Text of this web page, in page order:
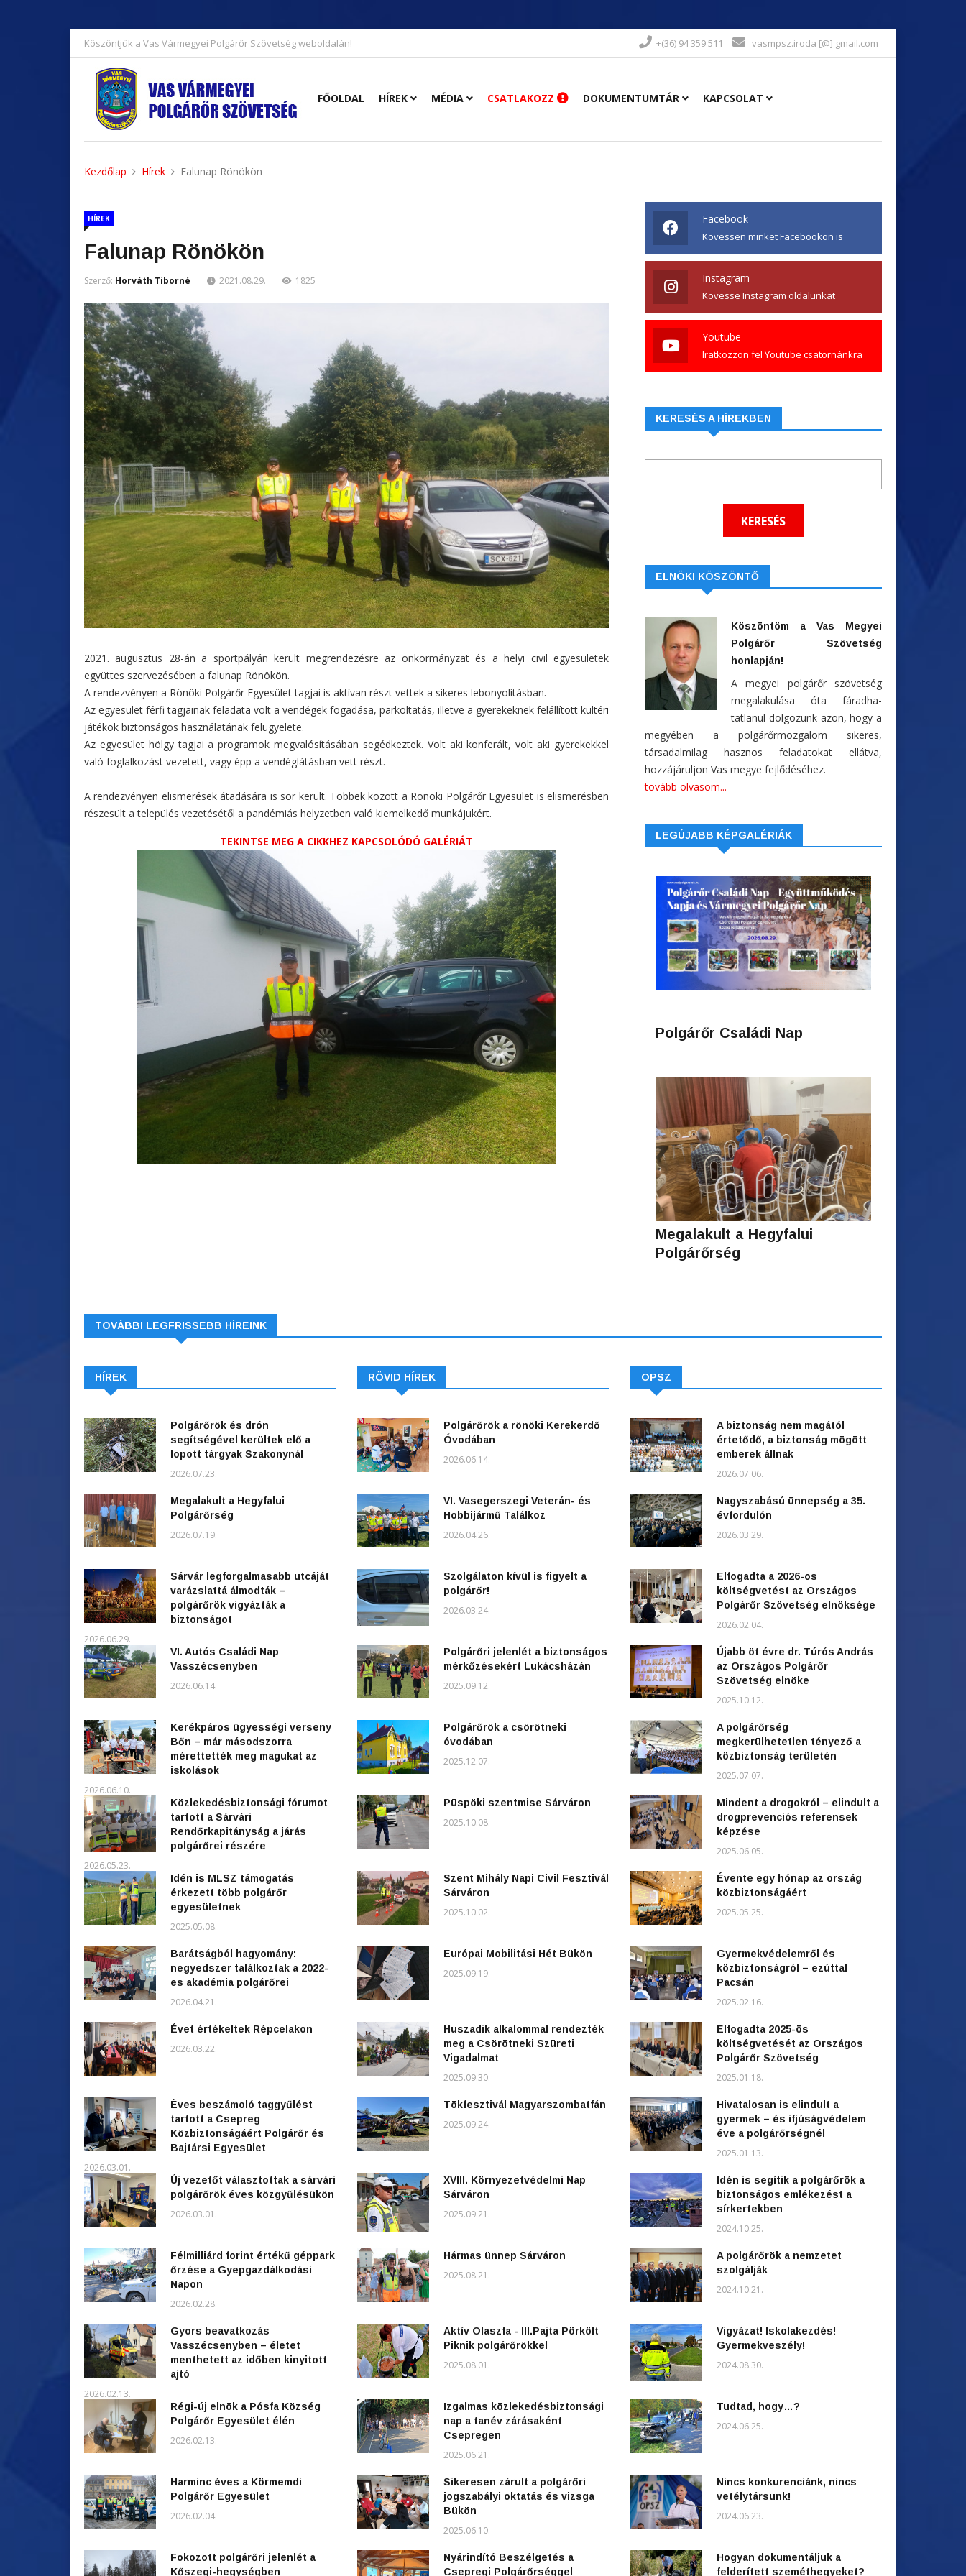
Köszöntjük a Vas Vármegyei Polgárőr Szövetség weboldalán! +(36) 94 359 511 vasmpsz.iroda [@] gmail.com
FŐOLDAL HÍREK MÉDIA CSATLAKOZZ DOKUMENTUMTÁR KAPCSOLAT
Kezdőlap Hírek Falunap Rönökön
HÍREK
Falunap Rönökön
Szerző: Horváth Tiborné 2021.08.29. 1825
2021. augusztus 28-án a sportpályán került megrendezésre az önkormányzat és a helyi civil egyesületek
együttes szervezésében a falunap Rönökön.
A rendezvényen a Rönöki Polgárőr Egyesület tagjai is aktívan részt vettek a sikeres lebonyolításban.
Az egyesület férfi tagjainak feladata volt a vendégek fogadása, parkoltatás, illetve a gyerekeknek felállított kültéri
játékok biztonságos használatának felügyelete.
Az egyesület hölgy tagjai a programok megvalósításában segédkeztek. Volt aki konferált, volt aki gyerekekkel
való foglalkozást vezetett, vagy épp a vendéglátásban vett részt.
A rendezvényen elismerések átadására is sor került. Többek között a Rönöki Polgárőr Egyesület is elismerésben
részesült a település vezetésétől a pandémiás helyzetben való kiemelkedő munkájukért.
TEKINTSE MEG A CIKKHEZ KAPCSOLÓDÓ GALÉRIÁT
Facebook
Kövessen minket Facebookon is
Instagram
Kövesse Instagram oldalunkat
Youtube
Iratkozzon fel Youtube csatornánkra
KERESÉS A HÍREKBEN
ELNÖKI KÖSZÖNTŐ
Köszöntöm a Vas Megyei
Polgárőr Szövetség
honlapján!
A megyei polgárőr szövetség
megalakulása óta fáradha-
tatlanul dolgozunk azon, hogy a
megyében a polgárőrmozgalom sikeres,
társadalmilag hasznos feladatokat ellátva,
hozzájáruljon Vas megye fejlődéséhez.
tovább olvasom...
LEGÚJABB KÉPGALÉRIÁK
Polgárőr Családi Nap
Megalakult a Hegyfalui
Polgárőrség
TOVÁBBI LEGFRISSEBB HÍREINK
HÍREK
Polgárőrök és drón
segítségével kerültek elő a
lopott tárgyak Szakonynál
2026.07.23.
Megalakult a Hegyfalui
Polgárőrség
2026.07.19.
Sárvár legforgalmasabb utcáját
varázslattá álmodták –
polgárőrök vigyázták a
biztonságot
2026.06.29.
VI. Autós Családi Nap
Vasszécsenyben
2026.06.14.
Kerékpáros ügyességi verseny
Bőn – már másodszorra
mérettették meg magukat az
iskolások
2026.06.10.
Közlekedésbiztonsági fórumot
tartott a Sárvári
Rendőrkapitányság a járás
polgárőrei részére
2026.05.23.
Idén is MLSZ támogatás
érkezett több polgárőr
egyesületnek
2025.05.08.
Barátságból hagyomány:
negyedszer találkoztak a 2022-
es akadémia polgárőrei
2026.04.21.
Évet értékeltek Répcelakon
2026.03.22.
Éves beszámoló taggyűlést
tartott a Csepreg
Közbiztonságáért Polgárőr és
Bajtársi Egyesület
2026.03.01.
Új vezetőt választottak a sárvári
polgárőrök éves közgyűlésükön
2026.03.01.
Félmilliárd forint értékű géppark
őrzése a Gyepgazdálkodási
Napon
2026.02.28.
Gyors beavatkozás
Vasszécsenyben – életet
menthetett az időben kinyitott
ajtó
2026.02.13.
Régi-új elnök a Pósfa Község
Polgárőr Egyesület élén
2026.02.13.
Harminc éves a Körmemdi
Polgárőr Egyesület
2026.02.04.
Fokozott polgárőri jelenlét a
Kőszegi-hegységben
RÖVID HÍREK
Polgárőrök a rönöki Kerekerdő
Óvodában
2026.06.14.
VI. Vasegerszegi Veterán- és
Hobbijármű Találkoz
2026.04.26.
Szolgálaton kívül is figyelt a
polgárőr!
2026.03.24.
Polgárőri jelenlét a biztonságos
mérkőzésekért Lukácsházán
2025.09.12.
Polgárőrök a csörötneki
óvodában
2025.12.07.
Püspöki szentmise Sárváron
2025.10.08.
Szent Mihály Napi Civil Fesztivál
Sárváron
2025.10.02.
Európai Mobilitási Hét Bükön
2025.09.19.
Huszadik alkalommal rendezték
meg a Csörötneki Szüreti
Vigadalmat
2025.09.30.
Tökfesztivál Magyarszombatfán
2025.09.24.
XVIII. Környezetvédelmi Nap
Sárváron
2025.09.21.
Hármas ünnep Sárváron
2025.08.21.
Aktív Olaszfa - III.Pajta Pörkölt
Piknik polgárőrökkel
2025.08.01.
Izgalmas közlekedésbiztonsági
nap a tanév zárásaként
Csepregen
2025.06.21.
Sikeresen zárult a polgárőri
jogszabályi oktatás és vizsga
Bükön
2025.06.10.
Nyárindító Beszélgetés a
Csepregi Polgárőrséggel
OPSZ
A biztonság nem magától
értetődő, a biztonság mögött
emberek állnak
2026.07.06.
Nagyszabású ünnepség a 35.
évfordulón
2026.03.29.
Elfogadta a 2026-os
költségvetést az Országos
Polgárőr Szövetség elnöksége
2026.02.04.
Újabb öt évre dr. Túrós András
az Országos Polgárőr
Szövetség elnöke
2025.10.12.
A polgárőrség
megkerülhetetlen tényező a
közbiztonság területén
2025.07.07.
Mindent a drogokról – elindult a
drogprevenciós referensek
képzése
2025.06.05.
Évente egy hónap az ország
közbiztonságáért
2025.05.25.
Gyermekvédelemről és
közbiztonságról – ezúttal
Pacsán
2025.02.16.
Elfogadta 2025-ös
költségvetését az Országos
Polgárőr Szövetség
2025.01.18.
Hivatalosan is elindult a
gyermek – és ifjúságvédelem
éve a polgárőrségnél
2025.01.13.
Idén is segítik a polgárőrök a
biztonságos emlékezést a
sírkertekben
2024.10.25.
A polgárőrök a nemzetet
szolgálják
2024.10.21.
Vigyázat! Iskolakezdés!
Gyermekveszély!
2024.08.30.
Tudtad, hogy…?
2024.06.25.
Nincs konkurenciánk, nincs
vetélytársunk!
2024.06.23.
Hogyan dokumentáljuk a
felderített szeméthegyeket?